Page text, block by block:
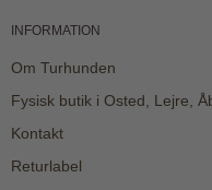
INFORMATION
Om Turhunden
Fysisk butik i Osted, Lejre,
Kontakt
Returlabel